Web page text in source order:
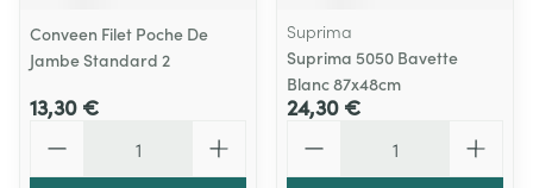
Conveen Filet Poche De
Jambe Standard 2
13,30 €
Suprima
Suprima 5050 Bavette
Blanc 87x48cm
24,30 €